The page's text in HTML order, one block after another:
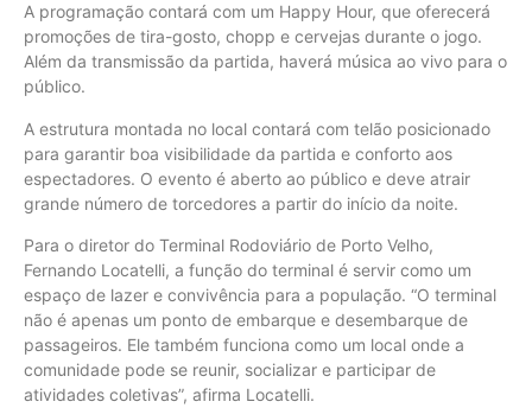
A programação contará com um Happy Hour, que oferecerá
promoções de tira-gosto, chopp e cervejas durante o jogo.
Além da transmissão da partida, haverá música ao vivo para o
público.
A estrutura montada no local contará com telão posicionado
para garantir boa visibilidade da partida e conforto aos
espectadores. O evento é aberto ao público e deve atrair
grande número de torcedores a partir do início da noite.
Para o diretor do Terminal Rodoviário de Porto Velho,
Fernando Locatelli, a função do terminal é servir como um
espaço de lazer e convivência para a população. “O terminal
não é apenas um ponto de embarque e desembarque de
passageiros. Ele também funciona como um local onde a
comunidade pode se reunir, socializar e participar de
atividades coletivas”, afirma Locatelli.